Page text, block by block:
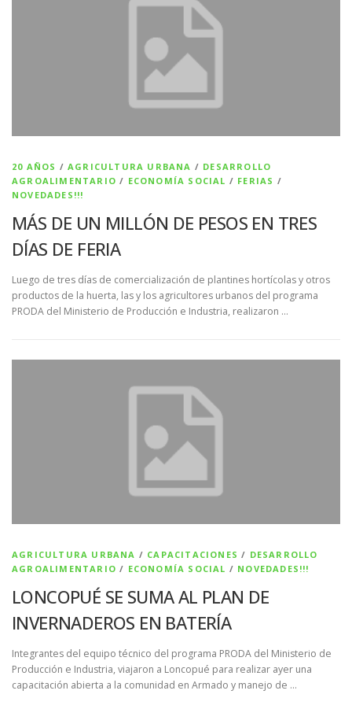
20 AÑOS /AGRICULTURA URBANA / DESARROLLO
AGROALIMENTARIO / ECONOMÍA SOCIAL / FERIAS /
NOVEDADES!!!
MÁS DE UN MILLÓN DE PESOS EN TRES
DÍAS DE FERIA
Luego de tres días de comercialización de plantines hortícolas y otros
productos de la huerta, las y los agricultores urbanos del programa
PRODA del Ministerio de Producción e Industria, realizaron …
AGRICULTURA URBANA / CAPACITACIONES / DESARROLLO
AGROALIMENTARIO / ECONOMÍA SOCIAL / NOVEDADES!!!
LONCOPUÉ SE SUMA AL PLAN DE
INVERNADEROS EN BATERÍA
Integrantes del equipo técnico del programa PRODA del Ministerio de
Producción e Industria, viajaron a Loncopué para realizar ayer una
capacitación abierta a la comunidad en Armado y manejo de …